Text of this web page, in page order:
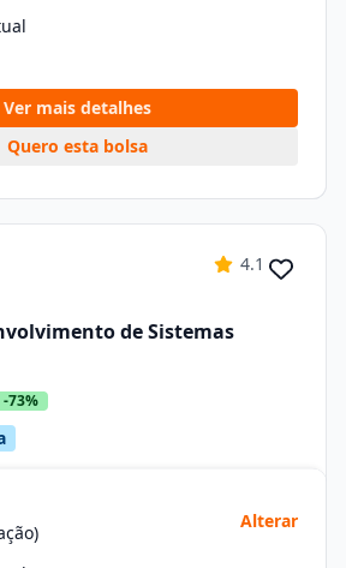
Ver mais detalhes
Quero esta bolsa
4.1
de Sistemas
-73%
Alterar